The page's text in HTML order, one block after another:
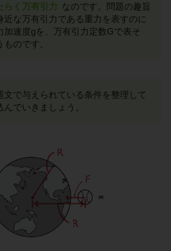
らく万有引力 なのです。問題の趣旨
近な万有引力である重力を表すのに
加速度gを、万有引力定数Gで表そ
ものです。
文で与えられている条件を整理して
んでいきましょう。